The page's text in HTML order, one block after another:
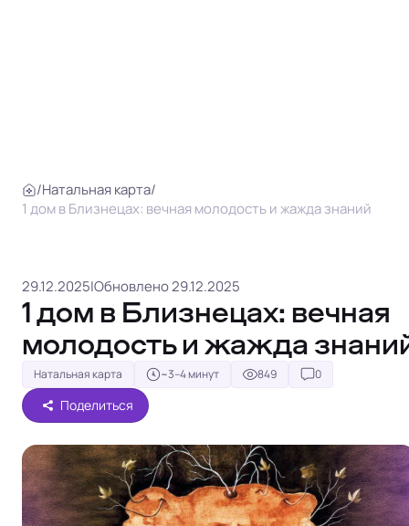
/Натальная карта/
1 дом в Близнецах: вечная молодость и жажда знаний
29.12.2025|Обновлено 29.12.2025
1 дом в Близнецах: вечная
молодость и жажда
Натальная карта ~3–4 минут 849 0
Поделиться